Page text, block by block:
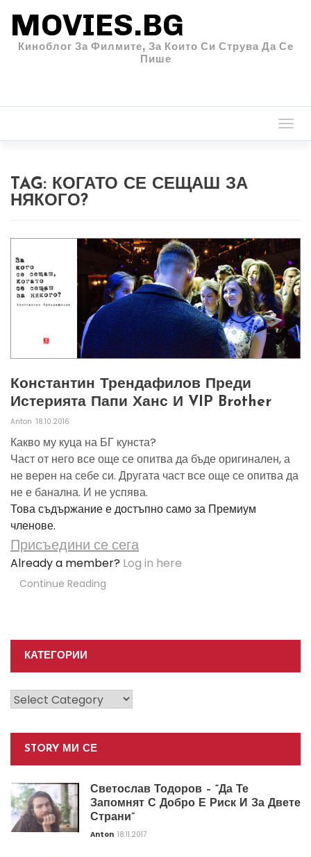
MOVIES.BG
Киноблог За Филмите, За Които Си Струва Да Се
Пише
TAG: КОГАТО СЕ СЕЩАШ ЗА
НЯКОГО?
Константин Трендафилов Преди
Истерията Папи Ханс И VIP Brother
Anton 18.10.2016
Какво му куца на БГ кунста?
Част от него все още се опитва да бъде оригинален, а
не верен на себе си. Другата част все още се опитва да
не е банална. И не успява.
Това съдържание е достъпно само за Премиум
членове.
Присъедини се сега
Already a member? Log in here
Continue Reading
КАТЕГОРИИ
Категории
STORY МИ СЕ
Светослав Тодоров – “Да Те
Запомнят С Добро Е Риск И За Двете
Страни”
Anton 18.11.2017